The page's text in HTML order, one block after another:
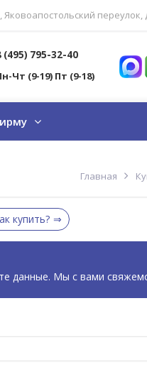
Яковоапостольский переулок,
(495) 795-32-40
-Чт (9-19) Пт (9-18)
Главная
купить?
данные. Мы с вами